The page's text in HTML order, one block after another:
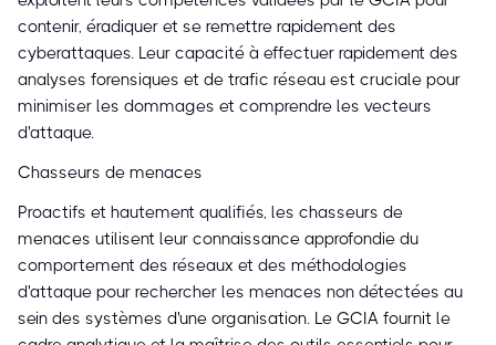
contenir, éradiquer et se remettre rapidement des
cyberattaques. Leur capacité à effectuer rapidement des
analyses forensiques et de trafic réseau est cruciale pour
minimiser les dommages et comprendre les vecteurs
d'attaque.
Chasseurs de menaces
Proactifs et hautement qualifiés, les chasseurs de
menaces utilisent leur connaissance approfondie du
comportement des réseaux et des méthodologies
d'attaque pour rechercher les menaces non détectées au
sein des systèmes d'une organisation. Le GCIA fournit le